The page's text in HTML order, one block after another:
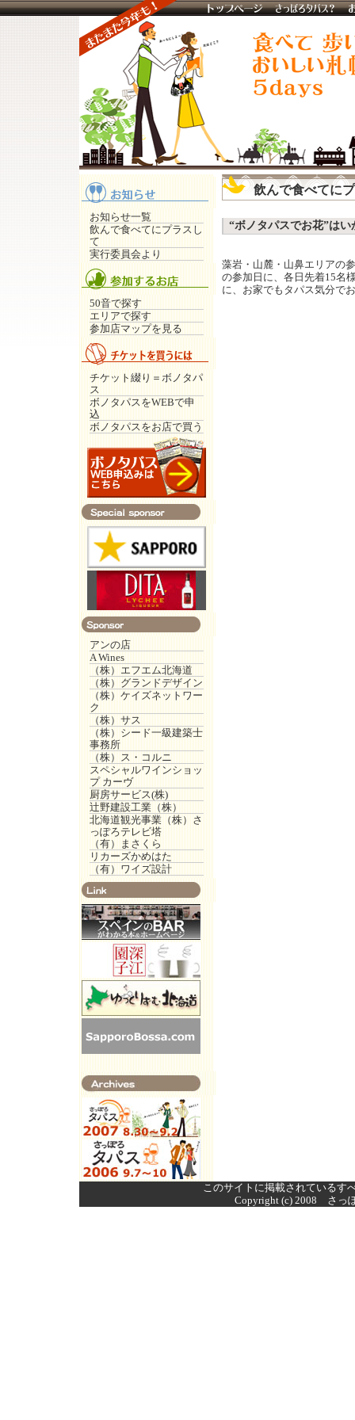
お知らせ一覧
飲んで食べてにプラスし
て
実行委員会より
50音で探す
エリアで探す
参加店マップを見る
チケット綴り＝ボノタパ
ス
ボノタパスをWEBで申
込
ボノタパスをお店で買う
アンの店
A Wines
（株）エフエム北海道
（株）グランドデザイン
（株）ケイズネットワー
ク
（株）サス
（株）シード一級建築士
事務所
（株）ス・コルニ
スペシャルワインショッ
プ カーヴ
厨房サービス(株)
辻野建設工業（株）
北海道観光事業（株）さ
っぽろテレビ塔
（有）まさくら
リカーズかめはた
（有）ワイズ設計
飲んで食べてに
“ボノタパスでお花”はい
藻岩・山麓・山鼻エリアの
の参加日に、各日先着15名
に、お家でもタパス気分で
このサイトに掲載されているす
Copyright (c) 2008 さっ